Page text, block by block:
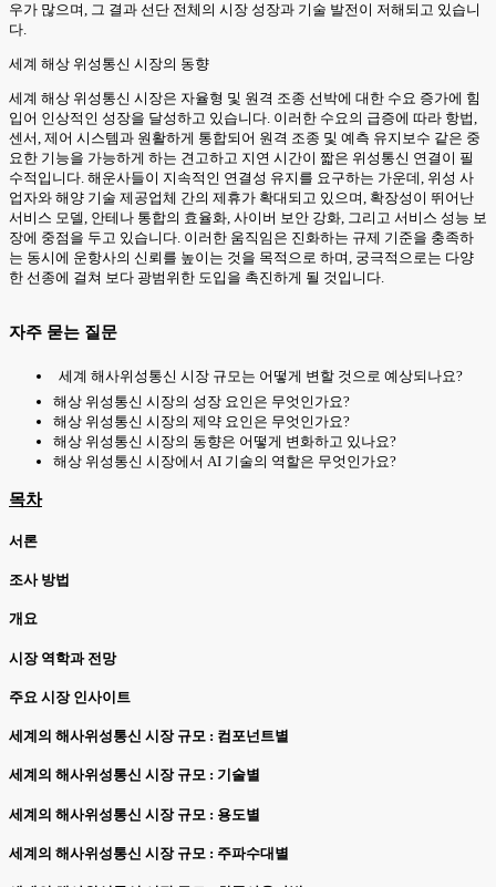
우가 많으며, 그 결과 선단 전체의 시장 성장과 기술 발전이 저해되고 있습니
다.
세계 해상 위성통신 시장의 동향
세계 해상 위성통신 시장은 자율형 및 원격 조종 선박에 대한 수요 증가에 힘
입어 인상적인 성장을 달성하고 있습니다. 이러한 수요의 급증에 따라 항법,
센서, 제어 시스템과 원활하게 통합되어 원격 조종 및 예측 유지보수 같은 중
요한 기능을 가능하게 하는 견고하고 지연 시간이 짧은 위성통신 연결이 필
수적입니다. 해운사들이 지속적인 연결성 유지를 요구하는 가운데, 위성 사
업자와 해양 기술 제공업체 간의 제휴가 확대되고 있으며, 확장성이 뛰어난
서비스 모델, 안테나 통합의 효율화, 사이버 보안 강화, 그리고 서비스 성능 보
장에 중점을 두고 있습니다. 이러한 움직임은 진화하는 규제 기준을 충족하
는 동시에 운항사의 신뢰를 높이는 것을 목적으로 하며, 궁극적으로는 다양
한 선종에 걸쳐 보다 광범위한 도입을 촉진하게 될 것입니다.
자주 묻는 질문
세계 해사위성통신 시장 규모는 어떻게 변할 것으로 예상되나요?
해상 위성통신 시장의 성장 요인은 무엇인가요?
해상 위성통신 시장의 제약 요인은 무엇인가요?
해상 위성통신 시장의 동향은 어떻게 변화하고 있나요?
해상 위성통신 시장에서 AI 기술의 역할은 무엇인가요?
목차
서론
조사 방법
개요
시장 역학과 전망
주요 시장 인사이트
세계의 해사위성통신 시장 규모 : 컴포넌트별
세계의 해사위성통신 시장 규모 : 기술별
세계의 해사위성통신 시장 규모 : 용도별
세계의 해사위성통신 시장 규모 : 주파수대별